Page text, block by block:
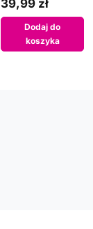
39,99 zł
Dodaj do
koszyka